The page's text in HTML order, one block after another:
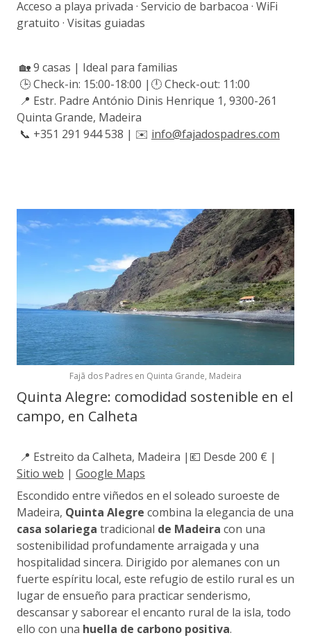
Acceso a playa privada · Servicio de barbacoa · WiFi
gratuito · Visitas guiadas
🏡 9 casas | Ideal para familias
🕒 Check-in: 15:00-18:00 |🕛 Check-out: 11:00
📍 Estr. Padre António Dinis Henrique 1, 9300-261
Quinta Grande, Madeira
📞 +351 291 944 538 | ✉️ info@fajadospadres.com
Fajã dos Padres en Quinta Grande, Madeira
Quinta Alegre: comodidad sostenible en el
campo, en Calheta
📍 Estreito da Calheta, Madeira |💶 Desde 200 € |
Sitio web | Google Maps
Escondido entre viñedos en el soleado suroeste de
Madeira, Quinta Alegre combina la elegancia de una
casa solariega tradicional de Madeira con una
sostenibilidad profundamente arraigada y una
hospitalidad sincera. Dirigido por alemanes con un
fuerte espíritu local, este refugio de estilo rural es un
lugar de ensueño para practicar senderismo,
descansar y saborear el encanto rural de la isla, todo
ello con una huella de carbono positiva.